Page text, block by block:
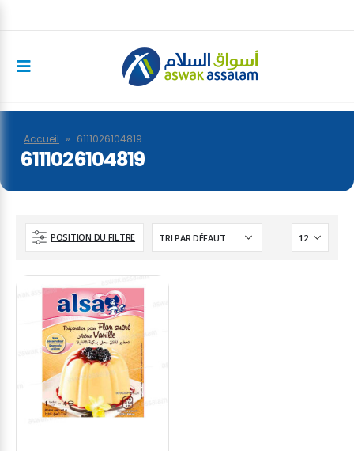
Accueil » 6111026104819
6111026104819
POSITION DU FILTRE